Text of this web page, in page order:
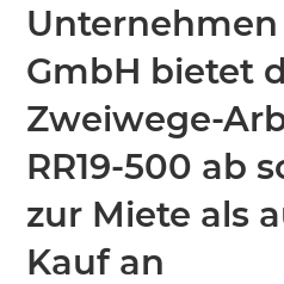
Unternehmen
GmbH bietet
Zweiwege-
RR19-500 ab
zur Miete als
Kauf an